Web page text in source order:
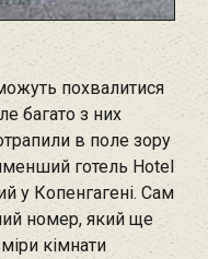
похвалитися
багато з них
в поле зору
готель Hotel
у Копенгагені. Сам
номер, який ще
кімнати